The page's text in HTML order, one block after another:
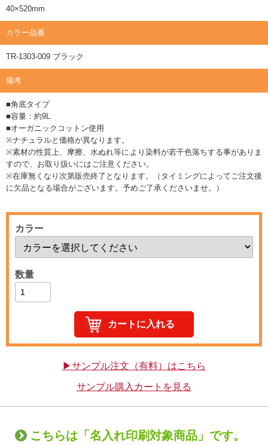
40×520mm
カラー品番
TR-1303-009 ブラック
備考
■角底タイプ
■容量：約9L
■オーガニックコットン使用
※ナチュラルと価格が異なります。
※素材の性質上、摩擦、水ぬれ等により染料が若干色落ちする事がありま
すので、お取り扱いにはご注意ください。
※在庫無くなり次第販売終了となります。（タイミングによってご注文後
に欠品となる場合がございます。予めご了承くださいませ。）
カラー
数量
▶サンプル注文（有料）はこちら
サンプル購入カートを見る
こちらは「名入れ印刷対象商品」です。